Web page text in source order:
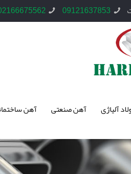
09121637853
آلیاژی آهن صنعتی آهن